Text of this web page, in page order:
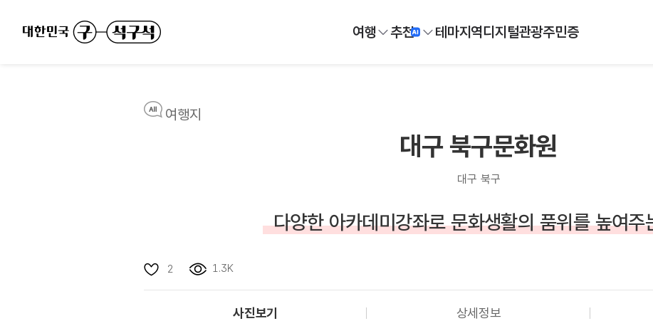
여행 추천 테마지역디지털관광주민증
여행지
대구 북구문화원
대구 북구
다양한 아카데미강좌로 문화생활의 품위를 높여주
2 1.3K
사진보기 상세정보